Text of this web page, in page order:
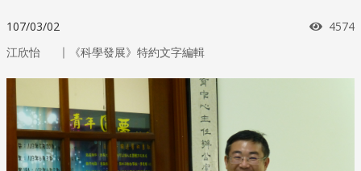
107/03/02 瀏覽
4574
江欣怡 ｜ 《科學發展》特約文字編輯